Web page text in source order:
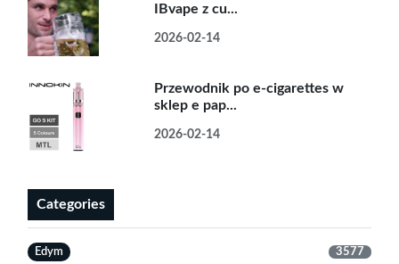
IBvape z cu...
2026-02-14
Przewodnik po e-cigarettes w
sklep e pap...
2026-02-14
Categories
Edym 3577